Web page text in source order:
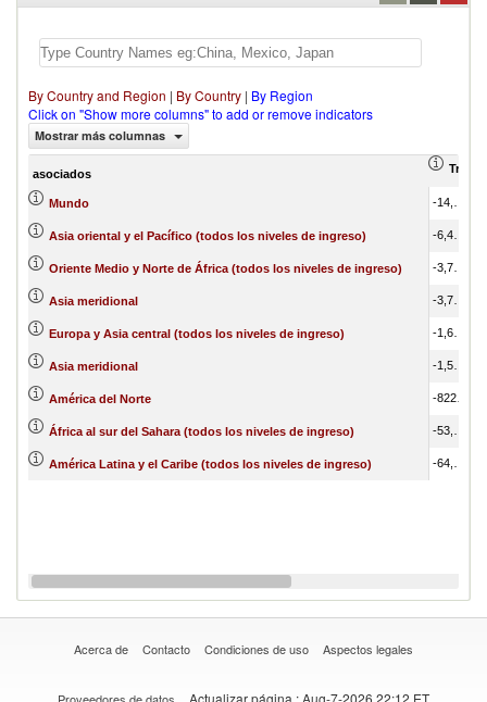
By Country and Region | By Country | By Region
Click on "Show more columns" to add or remove indicators
Mostrar más columnas
asociados Trade
Mundo
Asia oriental y el Pacífico (todos los niveles de ingreso)
Oriente Medio y Norte de África (todos los niveles de ingreso)
Asia meridional
Europa y Asia central (todos los niveles de ingreso)
Asia meridional
América del Norte
África al sur del Sahara (todos los niveles de ingreso)
América Latina y el Caribe (todos los niveles de ingreso)
Acerca de Contacto Condiciones de uso Aspectos legales
Actualizar página : Aug-7-2026 22:12 ET